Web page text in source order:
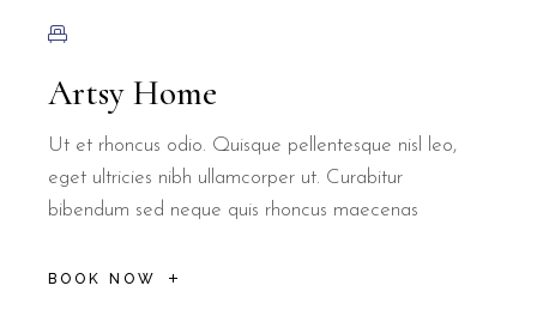
Artsy Home
Ut et rhoncus odio. Quisque pellentesque nisl leo,
eget ultricies nibh ullamcorper ut. Curabitur
bibendum sed neque quis rhoncus maecenas
BOOK NOW